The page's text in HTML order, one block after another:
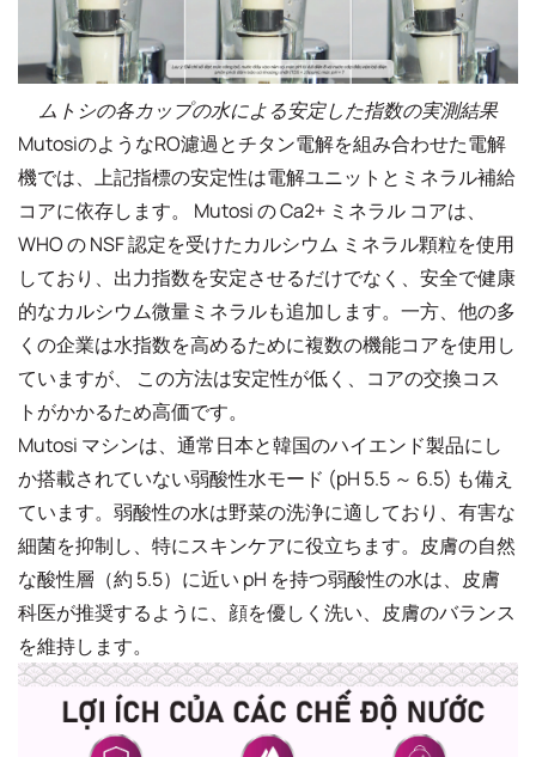
ムトシの各カップの水による安定した指数の実測結果
MutosiのようなRO濾過とチタン電解を組み合わせた電解
機では、上記指標の安定性は電解ユニットとミネラル補給
コアに依存します。 Mutosi の Ca2+ ミネラル コアは、
WHO の NSF 認定を受けたカルシウム ミネラル顆粒を使用
しており、出力指数を安定させるだけでなく、安全で健康
的なカルシウム微量ミネラルも追加します。一方、他の多
くの企業は水指数を高めるために複数の機能コアを使用し
ていますが、 この方法は安定性が低く、コアの交換コス
トがかかるため高価です。
Mutosi マシンは、通常日本と韓国のハイエンド製品にし
か搭載されていない弱酸性水モード (pH 5.5 ～ 6.5) も備え
ています。弱酸性の水は野菜の洗浄に適しており、有害な
細菌を抑制し、特にスキンケアに役立ちます。皮膚の自然
な酸性層（約 5.5）に近い pH を持つ弱酸性の水は、皮膚
科医が推奨するように、顔を優しく洗い、皮膚のバランス
を維持します。